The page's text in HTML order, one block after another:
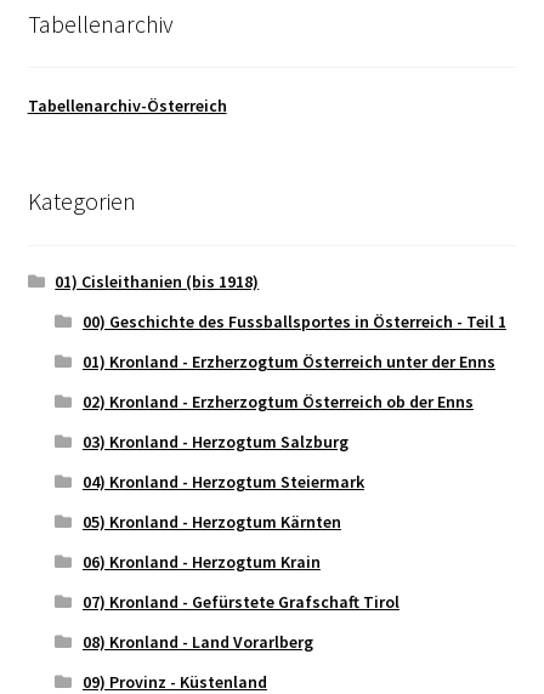
Tabellenarchiv
Tabellenarchiv-Österreich
Kategorien
01) Cisleithanien (bis 1918)
00) Geschichte des Fussballsportes in Österreich - Teil 1
01) Kronland - Erzherzogtum Österreich unter der Enns
02) Kronland - Erzherzogtum Österreich ob der Enns
03) Kronland - Herzogtum Salzburg
04) Kronland - Herzogtum Steiermark
05) Kronland - Herzogtum Kärnten
06) Kronland - Herzogtum Krain
07) Kronland - Gefürstete Grafschaft Tirol
08) Kronland - Land Vorarlberg
09) Provinz - Küstenland